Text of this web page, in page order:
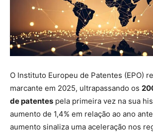
O Instituto Europeu de Patentes (EPO)
marcante em 2025, ultrapassando os
de patentes pela primeira vez na sua
aumento de 1,4% em relação ao ano
aumento sinaliza uma aceleração nos